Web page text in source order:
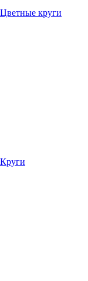
Цветные круги
Круги